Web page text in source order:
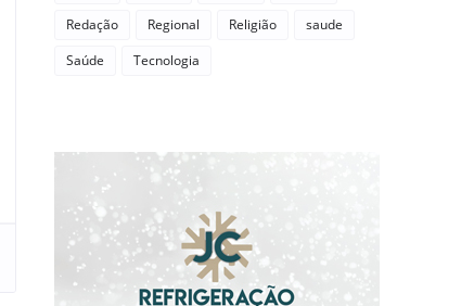
Redação
Regional Religião
saude
Saúde
Tecnologia